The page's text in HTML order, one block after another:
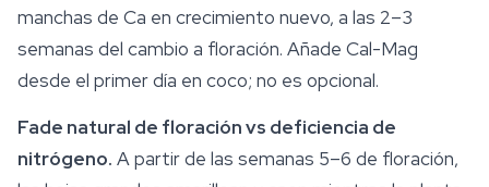
manchas de Ca en crecimiento nuevo, a las 2–3
semanas del cambio a floración. Añade Cal-Mag
desde el primer día en coco; no es opcional.
Fade natural de floración vs deficiencia de
nitrógeno. A partir de las semanas 5–6 de floración,